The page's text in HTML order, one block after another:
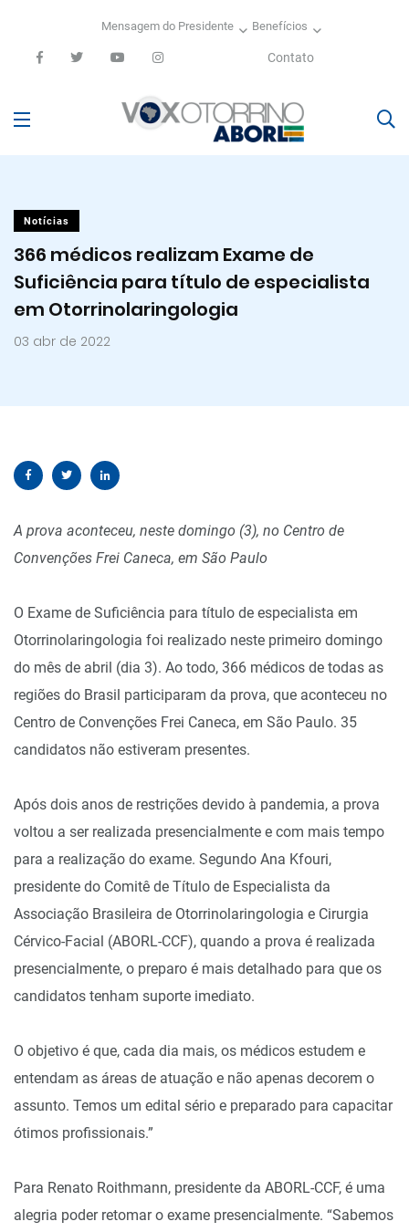
Mensagem do Presidente Benefícios
Contato
Notícias
366 médicos realizam Exame de
Suficiência para título de especialista
em Otorrinolaringologia
03 abr de 2022
A prova aconteceu, neste domingo (3), no Centro de
Convenções Frei Caneca, em São Paulo
O Exame de Suficiência para título de especialista em
Otorrinolaringologia foi realizado neste primeiro domingo
do mês de abril (dia 3). Ao todo, 366 médicos de todas as
regiões do Brasil participaram da prova, que aconteceu no
Centro de Convenções Frei Caneca, em São Paulo. 35
candidatos não estiveram presentes.
Após dois anos de restrições devido à pandemia, a prova
voltou a ser realizada presencialmente e com mais tempo
para a realização do exame. Segundo Ana Kfouri,
presidente do Comitê de Título de Especialista da
Associação Brasileira de Otorrinolaringologia e Cirurgia
Cérvico-Facial (ABORL-CCF), quando a prova é realizada
presencialmente, o preparo é mais detalhado para que os
candidatos tenham suporte imediato.
O objetivo é que, cada dia mais, os médicos estudem e
entendam as áreas de atuação e não apenas decorem o
assunto. Temos um edital sério e preparado para capacitar
ótimos profissionais.”
Para Renato Roithmann, presidente da ABORL-CCF, é uma
alegria poder retomar o exame presencialmente. “Sabemos